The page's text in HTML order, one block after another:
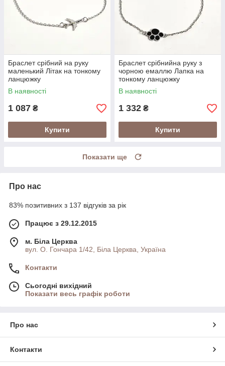
Браслет срібний на руку
маленький Літак на тонкому
ланцюжку
В наявності
1 087 ₴
Купити
Браслет срібнийна руку з
чорною емаллю Лапка на
тонкому ланцюжку
В наявності
1 332 ₴
Купити
Показати ще
Про нас
83% позитивних з 137 відгуків за рік
Працює з 29.12.2015
м. Біла Церква
вул. О. Гончара 1/42, Біла Церква, Україна
Контакти
Сьогодні вихідний
Показати весь графік роботи
Про нас
Контакти